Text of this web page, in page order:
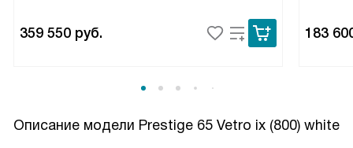
359 550 руб. 183
Описание модели Prestige 65 Vetro ix (800) white